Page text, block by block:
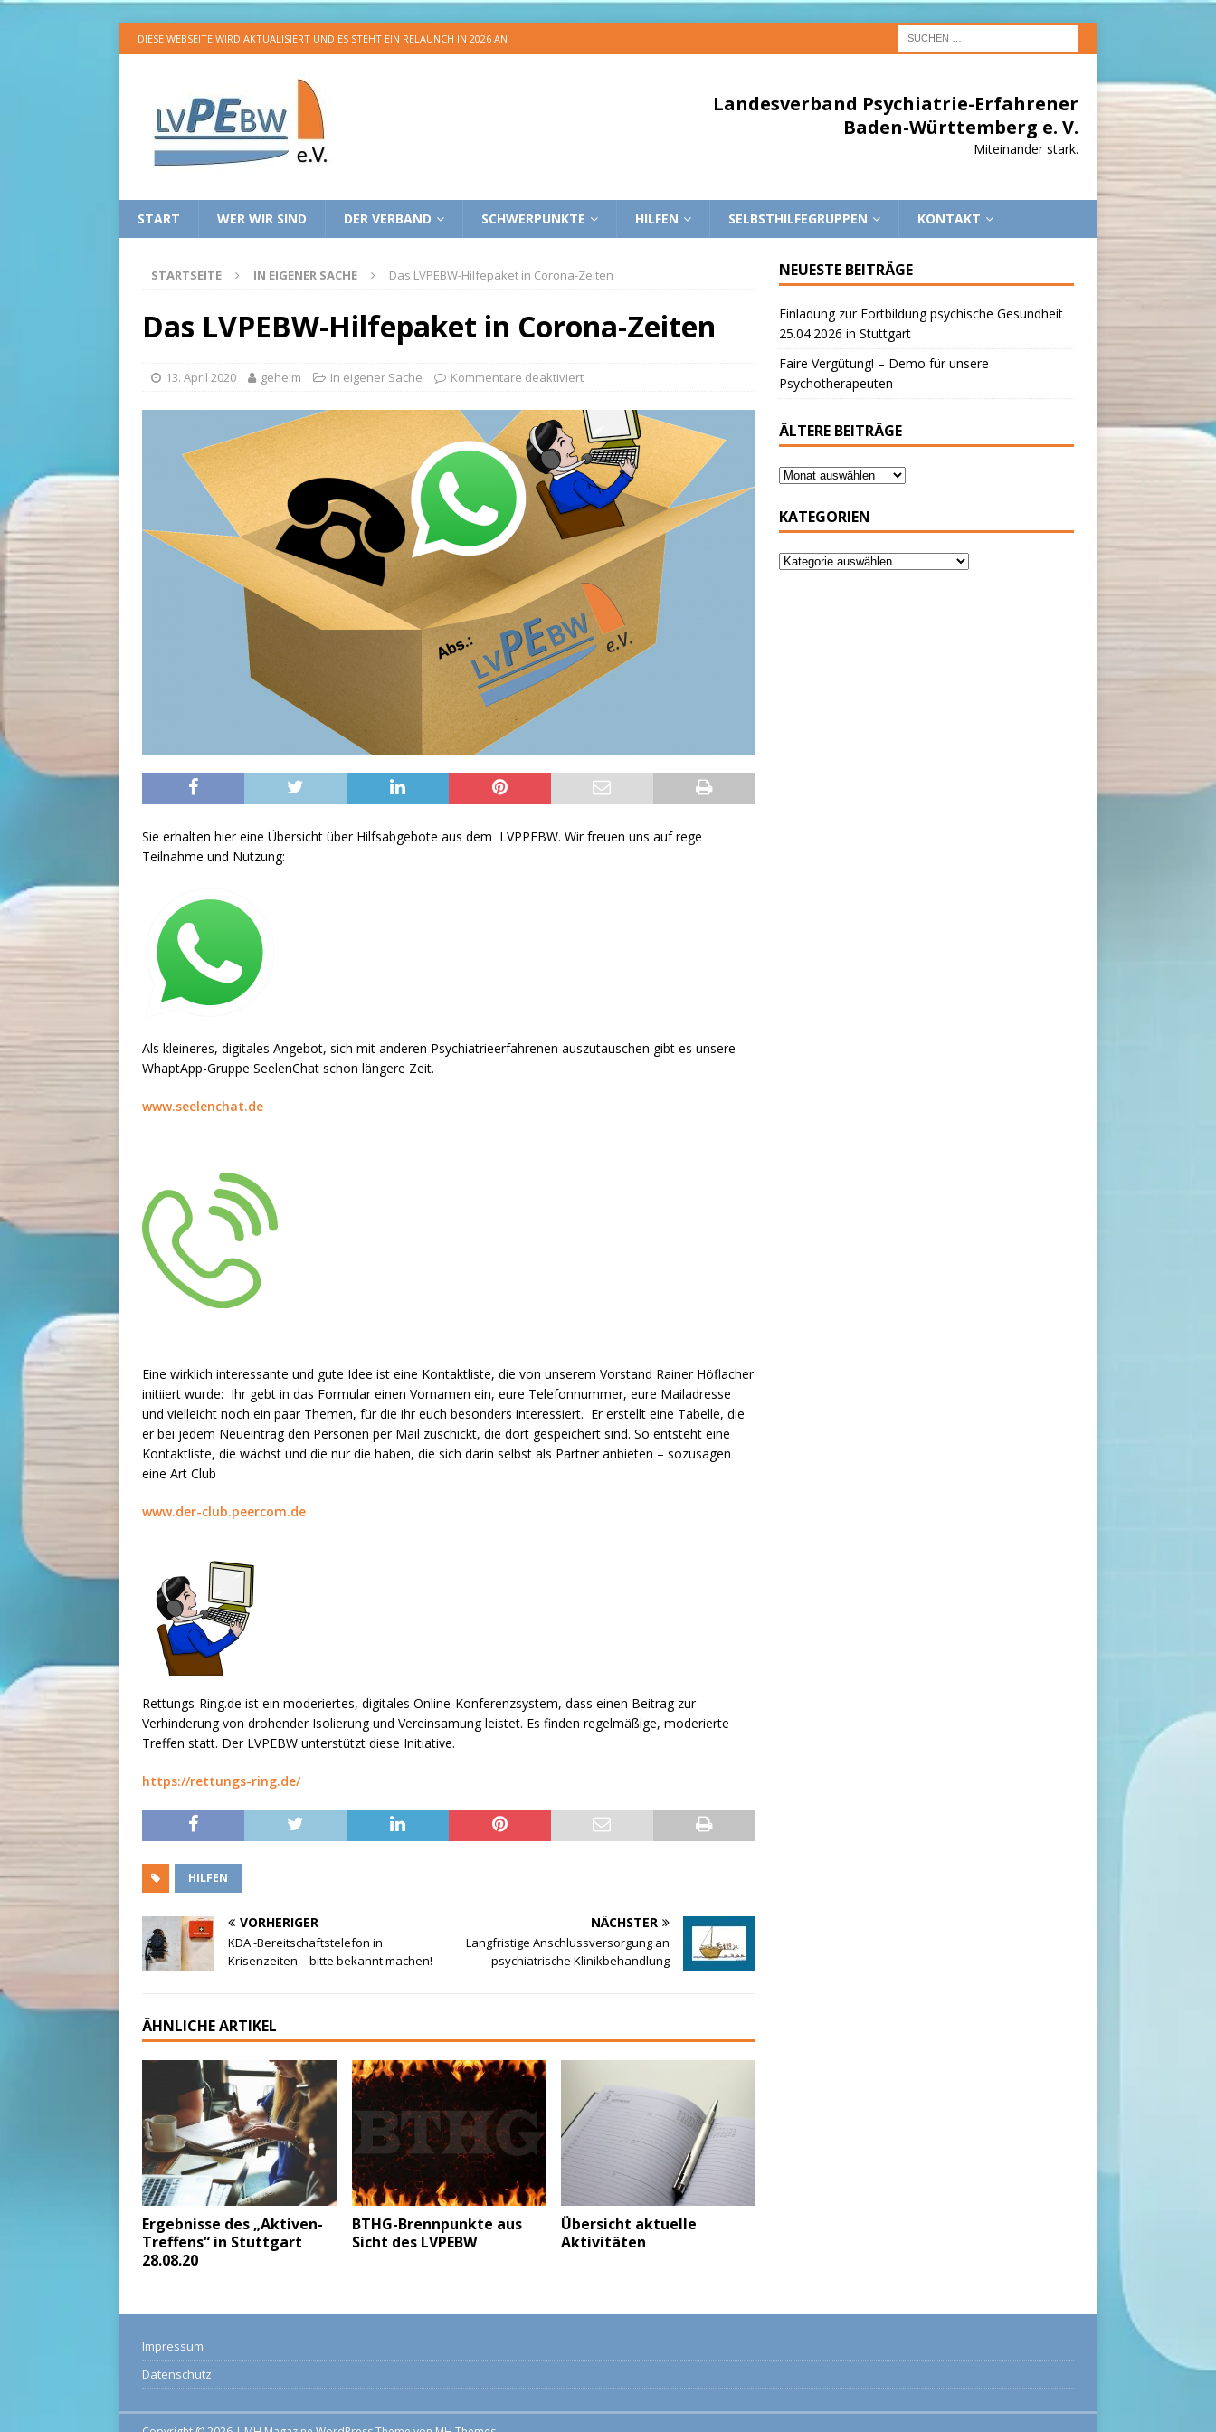
DIESE WEBSEITE WIRD AKTUALISIERT UND ES STEHT EIN RELAUNCH IN 2026 AN
Landesverband Psychiatrie-Erfahrener
Baden-Württemberg e. V.
Miteinander stark.
START WER WIR SIND DER VERBAND SCHWERPUNKTE HILFEN SELBSTHILFEGRUPPEN KONTAKT
STARTSEITE IN EIGENER SACHE Das LVPEBW-Hilfepaket in Corona-Zeiten
Das LVPEBW-Hilfepaket in Corona-Zeiten
13. April 2020 geheim In eigener Sache Kommentare deaktiviert
Sie erhalten hier eine Übersicht über Hilfsabgebote aus dem LVPPEBW. Wir freuen uns auf rege
Teilnahme und Nutzung:
Als kleineres, digitales Angebot, sich mit anderen Psychiatrieerfahrenen auszutauschen gibt es unsere
WhaptApp-Gruppe SeelenChat schon längere Zeit.
www.seelenchat.de
Eine wirklich interessante und gute Idee ist eine Kontaktliste, die von unserem Vorstand Rainer Höflacher
initiiert wurde: Ihr gebt in das Formular einen Vornamen ein, eure Telefonnummer, eure Mailadresse
und vielleicht noch ein paar Themen, für die ihr euch besonders interessiert. Er erstellt eine Tabelle, die
er bei jedem Neueintrag den Personen per Mail zuschickt, die dort gespeichert sind. So entsteht eine
Kontaktliste, die wächst und die nur die haben, die sich darin selbst als Partner anbieten – sozusagen
eine Art Club
www.der-club.peercom.de
Rettungs-Ring.de ist ein moderiertes, digitales Online-Konferenzsystem, dass einen Beitrag zur
Verhinderung von drohender Isolierung und Vereinsamung leistet. Es finden regelmäßige, moderierte
Treffen statt. Der LVPEBW unterstützt diese Initiative.
https://rettungs-ring.de/
HILFEN
VORHERIGER
KDA -Bereitschaftstelefon in
Krisenzeiten – bitte bekannt machen!
NÄCHSTER
Langfristige Anschlussversorgung an
psychiatrische Klinikbehandlung
ÄHNLICHE ARTIKEL
Ergebnisse des „Aktiven-
Treffens“ in Stuttgart
28.08.20
BTHG-Brennpunkte aus
Sicht des LVPEBW
Übersicht aktuelle
Aktivitäten
NEUESTE BEITRÄGE
Einladung zur Fortbildung psychische Gesundheit
25.04.2026 in Stuttgart
Faire Vergütung! – Demo für unsere
Psychotherapeuten
ÄLTERE BEITRÄGE
KATEGORIEN
Impressum
Datenschutz